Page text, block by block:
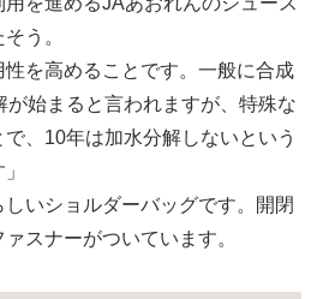
う。
性を高めることです。一般に合成
が始まると言われますが、特殊な
、10年は加水分解しないという
いショルダーバッグです。開閉
スナーがついています。